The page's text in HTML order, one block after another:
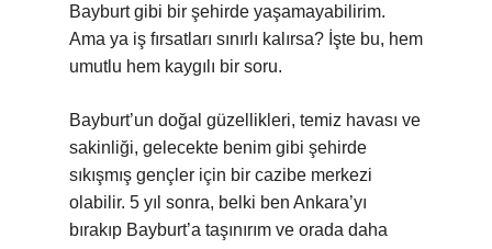
Bayburt gibi bir şehirde yaşamayabilirim.
Ama ya iş fırsatları sınırlı kalırsa? İşte bu, hem
umutlu hem kaygılı bir soru.
Bayburt’un doğal güzellikleri, temiz havası ve
sakinliği, gelecekte benim gibi şehirde
sıkışmış gençler için bir cazibe merkezi
olabilir. 5 yıl sonra, belki ben Ankara’yı
bırakıp Bayburt’a taşınırım ve orada daha